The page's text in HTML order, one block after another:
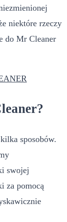
niektóre rzeczy
do Mr Cleaner
sposobów.
swojej
za pomocą